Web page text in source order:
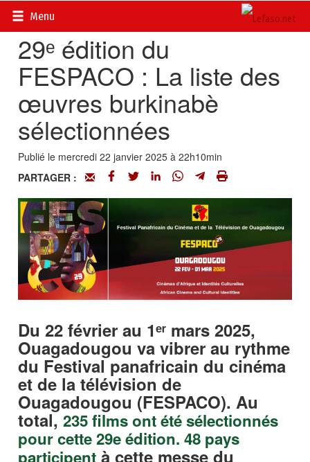
Menu
Accueil> FESPACO 2025
29ᵉ édition du
FESPACO : La liste des
œuvres burkinabè
sélectionnées
Publié le mercredi 22 janvier 2025 à 22h10min
PARTAGER :
Du 22 février au 1ᵉʳ mars 2025,
Ouagadougou va vibrer au rythme
du Festival panafricain du cinéma
et de la télévision de
Ouagadougou (FESPACO). Au
total,235 films ont été sélectionnés
pour cette 29e édition. 48 pays
participent à cette messe du